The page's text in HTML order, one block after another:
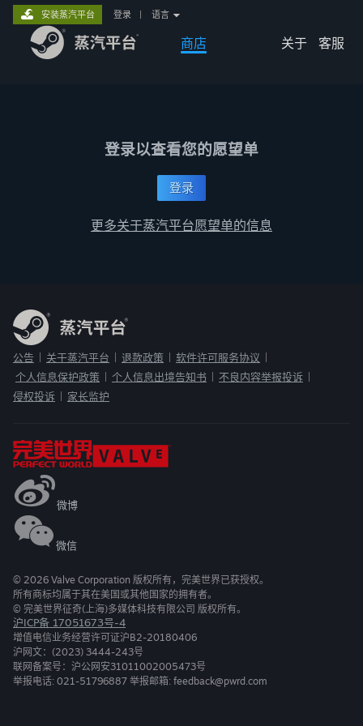
商店 关于 客服
安装蒸汽平台 登录 语言
登录以查看您的愿望单
登录
更多关于蒸汽平台愿望单的信息
公告 关于蒸汽平台 退款政策 软件许可服务协议
个人信息保护政策 个人信息出境告知书 不良内容举报投诉
侵权投诉 家长监护
微博
微信
© 2026 Valve Corporation 版权所有，完美世界已获授权。
所有商标均属于其在美国或其他国家的拥有者。
© 完美世界征奇(上海)多媒体科技有限公司 版权所有。
沪ICP备 17051673号-4
增值电信业务经营许可证沪B2-20180406
沪网文：(2023) 3444-243号
联网备案号：沪公网安31011002005473号
举报电话: 021-51796887 举报邮箱: feedback@pwrd.com